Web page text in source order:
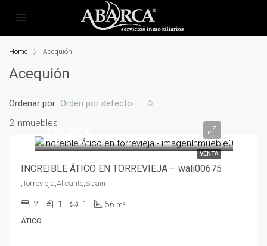
Home Acequión
Acequión
2 Inmuebles
Ordenar por: Orden por defecto
VENTA
INCREIBLE ÁTICO EN TORREVIEJA – wali00675
,Torrevieja,Alicante,Spain
2 1 1 56 m²
ÁTICO